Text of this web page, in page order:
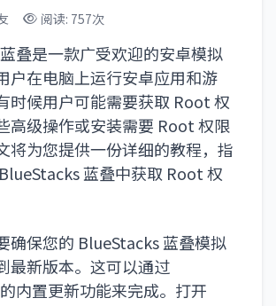
阅读: 757次
叠是一款广受欢迎的安卓模拟
户在电脑上运行安卓应用和游
时候用户可能需要获取 Root 权
高级操作或安装需要 Root 权限
将为您提供一份详细的教程，指
蓝叠中获取 Root 权
确保您的 BlueStacks 蓝叠模拟
最新版本。这可以通过
内置更新功能来完成。打开